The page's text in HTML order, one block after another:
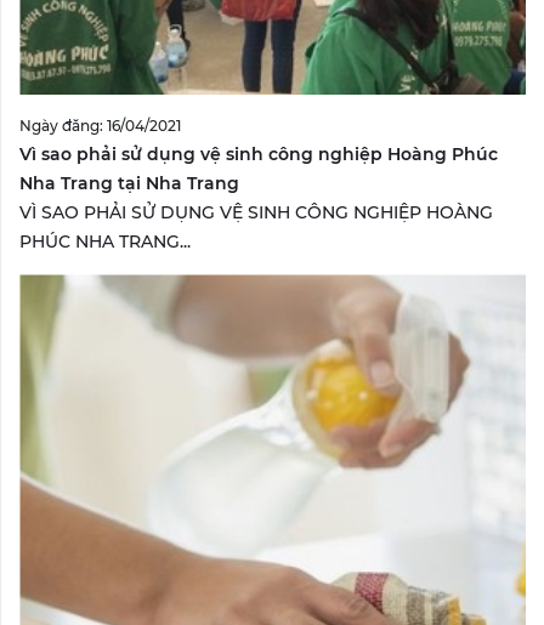
Ngày đăng: 16/04/2021
Vì sao phải sử dụng vệ sinh công nghiệp Hoàng Phúc
Nha Trang tại Nha Trang
VÌ SAO PHẢI SỬ DỤNG VỆ SINH CÔNG NGHIỆP HOÀNG
PHÚC NHA TRANG...